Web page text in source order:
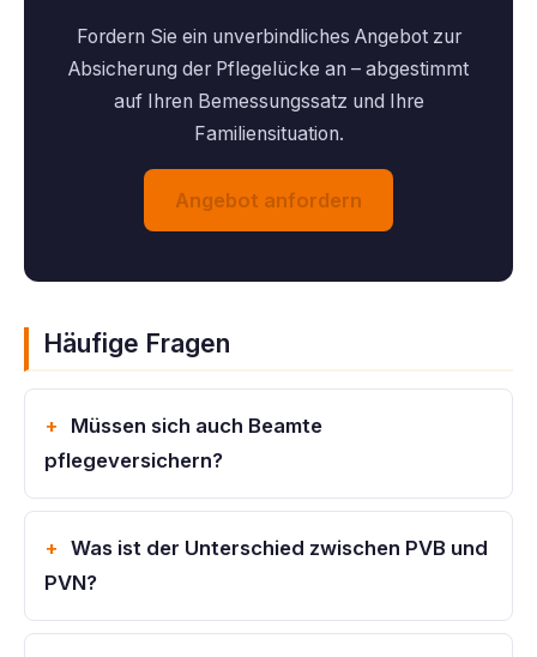
Fordern Sie ein unverbindliches Angebot zur
Absicherung der Pflegelücke an – abgestimmt
auf Ihren Bemessungssatz und Ihre
Familiensituation.
Angebot anfordern
Häufige Fragen
Müssen sich auch Beamte
pflegeversichern?
Was ist der Unterschied zwischen PVB und
PVN?